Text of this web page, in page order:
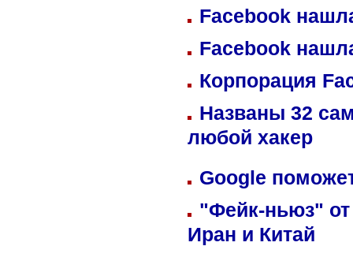
Facebook
Facebook
Корпорация
Названы 32
любой хакер
Google
"Фейк-ньюз" от
Иран и Китай